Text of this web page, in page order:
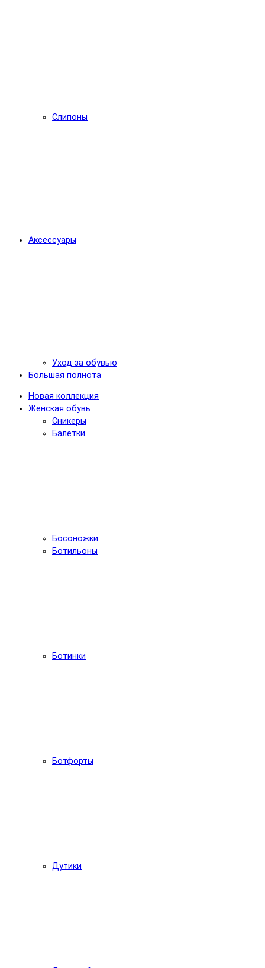
Слипоны
Аксессуары
Уход за обувью
Большая полнота
Новая коллекция
Женская обувь
Сникеры
Балетки
Босоножки
Ботильоны
Ботинки
Ботфорты
Дутики